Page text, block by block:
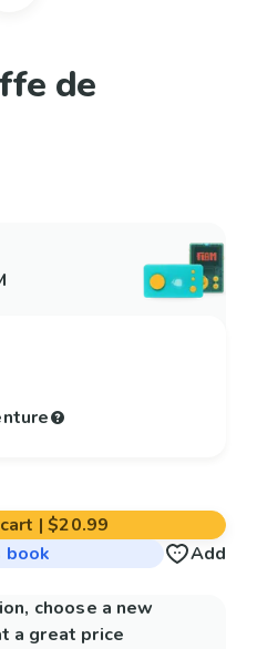
de
|$20.99
book
Add
choose a new
a great price